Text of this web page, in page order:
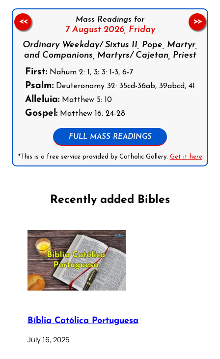
Mass Readings for
7 August 2026, Friday
Ordinary Weekday/ Sixtus II, Pope, Martyr,
and Companions, Martyrs/ Cajetan, Priest
First: Nahum 2: 1, 3; 3: 1-3, 6-7
Psalm: Deuteronomy 32: 35cd-36ab, 39abcd, 41
Alleluia: Matthew 5: 10
Gospel: Matthew 16: 24-28
FULL MASS READINGS
*This is a free service provided by Catholic Gallery. Get it here
<< >>
Recently added Bibles
Bíblia Católica Portuguesa
July 16, 2025